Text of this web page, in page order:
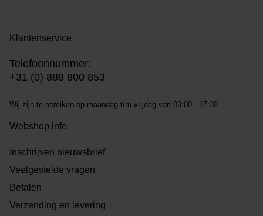
Klantenservice
Telefoonnummer:
+31 (0) 888 800 853
Wij zijn te bereiken op maandag t/m vrijdag van 09:00 - 17:30
Webshop info
Inschrijven nieuwsbrief
Veelgestelde vragen
Betalen
Verzending en levering